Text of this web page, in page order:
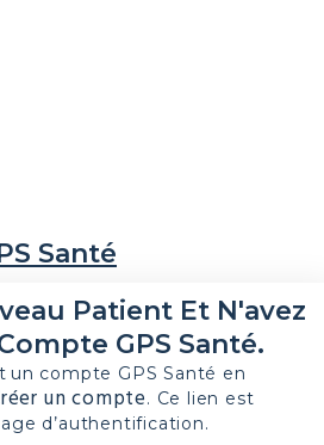
Santé
Patient Et N'avez
GPS Santé.
un compte GPS Santé en
un compte. Ce lien est
d’authentification.